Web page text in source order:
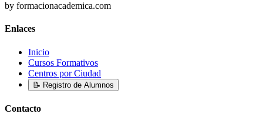
by formacionacademica.com
Enlaces
Inicio
Cursos Formativos
Centros por Ciudad
📝 Registro de Alumnos
Contacto